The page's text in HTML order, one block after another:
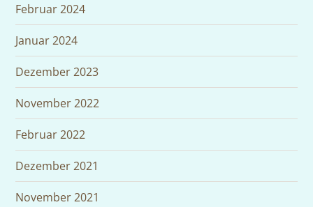
Februar 2024
Januar 2024
Dezember 2023
November 2022
Februar 2022
Dezember 2021
November 2021